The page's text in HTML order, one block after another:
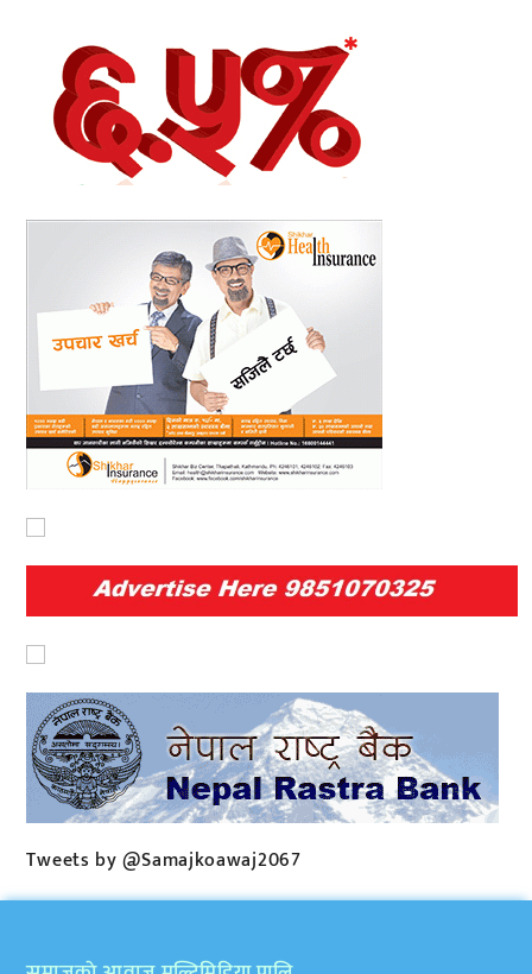
Tweets by @Samajkoawaj2067